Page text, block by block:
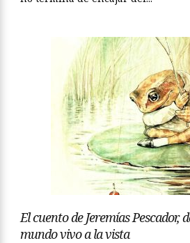
El cuento de Jeremías Pescador,
mundo vivo a la vista